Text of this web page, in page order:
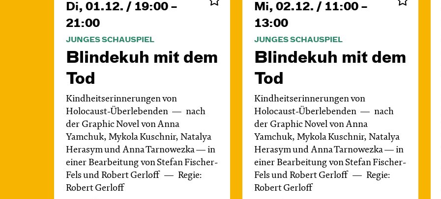
Di, 01.12. / 19:00 –
21:00
JUNGES SCHAUSPIEL
Blinde­kuh mit dem
Tod
Kindheitserinnerungen von
Holocaust-Überlebenden
nach
der Graphic Novel von Anna
Yamchuk, Mykola Kuschnir, Natalya
Herasym und Anna Tarnowezka — in
einer Bearbeitung von Stefan Fischer-
Fels und Robert Gerloff
Regie:
Robert Gerloff
Mi, 02.12. / 11:00 –
13:00
JUNGES SCHAUSPIEL
Blinde­kuh mit dem
Tod
Kindheitserinnerungen von
Holocaust-Überlebenden
nach
der Graphic Novel von Anna
Yamchuk, Mykola Kuschnir, Natalya
Herasym und Anna Tarnowezka — in
einer Bearbeitung von Stefan Fischer-
Fels und Robert Gerloff
Regie:
Robert Gerloff